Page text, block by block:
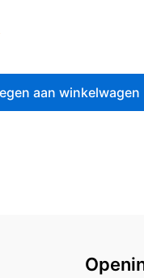
aan winkelwagen